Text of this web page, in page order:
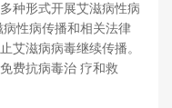
种形式开展艾滋病性病
性病传播和相关法律
艾滋病病毒继续传播。
费抗病毒治 疗和救